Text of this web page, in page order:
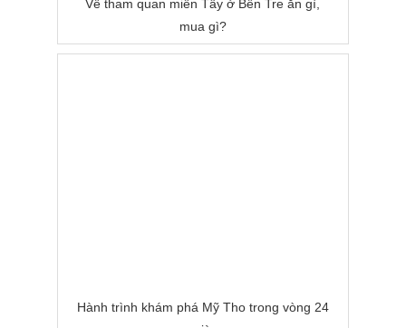
Về tham quan miền Tây ở Bến Tre ăn gì,
mua gì?
Hành trình khám phá Mỹ Tho trong vòng 24